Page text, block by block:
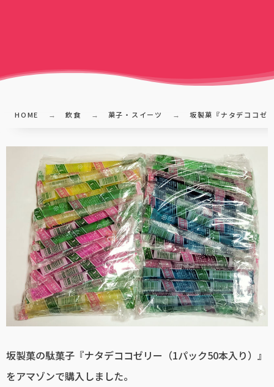
HOME 飲食 菓子・スイーツ 坂製菓『ナタデココゼ
坂製菓の駄菓子『ナタデココゼリー（1パック50本入り）』
をアマゾンで購入しました。